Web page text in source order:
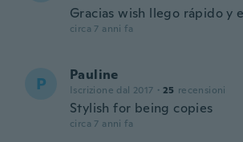
Gracias wish llego rápido y
circa 7 anni fa
P Pauline
Iscrizione dal 2017 · 25 recensioni
Stylish for being copies
circa 7 anni fa